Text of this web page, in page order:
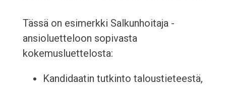
Tässä on esimerkki Salkunhoitaja -
ansioluetteloon sopivasta
kokemusluettelosta:
Kandidaatin tutkinto taloustieteestä,